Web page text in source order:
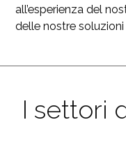
all’esperienza del
delle nostre
I settori